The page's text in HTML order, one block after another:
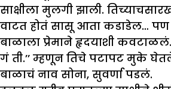
साक्षीला मुलगी झाली.
वाटत होतं सासू आता कडाडेल…
बाळाला प्रेमाने हृदयाशी
गं ती.’’ म्हणून तिचे पटापट मुके
बाळाचं नाव सोना, सुवर्णा पडलं.